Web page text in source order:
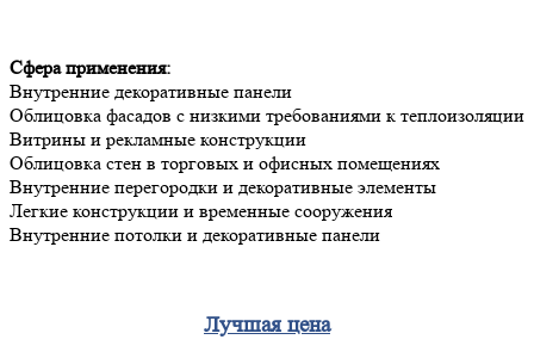
Сфера применения:
Внутренние декоративные панели
Облицовка фасадов с низкими требованиями к теплоизоляции
Витрины и рекламные конструкции
Облицовка стен в торговых и офисных помещениях
Внутренние перегородки и декоративные элементы
Легкие конструкции и временные сооружения
Внутренние потолки и декоративные панели
Лучшая цена